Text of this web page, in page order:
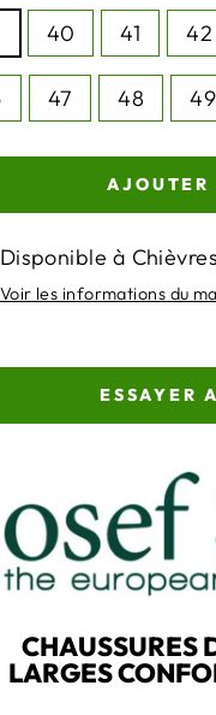
40 41 42
47 48 49
AJOUTER
Disponible à
Voir les informations du
ESSAYER
CHAUSSURES
LARGES